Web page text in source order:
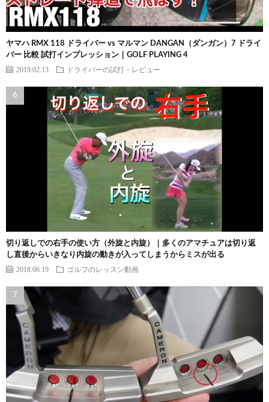
ヤマハ RMX 118 ドライバー vs マルマン DANGAN（ダンガン）7 ドライ
バー 比較 試打インプレッション｜GOLF PLAYING 4
2019.02.13 ドライバーの試打・レビュー
切り返しでの右手の使い方（外旋と内旋）｜多くのアマチュアは切り返
し直後からいきなり内旋の動きが入ってしまうからミスが出る
2018.06.19 ゴルフのレッスン動画